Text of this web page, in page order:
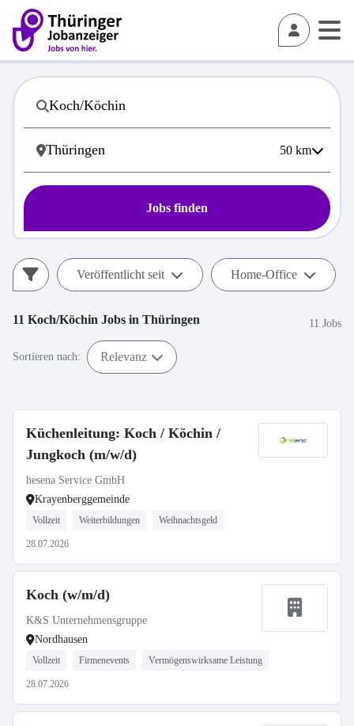
50 km
Jobs finden
Veröffentlicht seit Home-Office
11 Koch/Köchin Jobs in Thüringen 11 Jobs
Sortieren nach: Relevanz
Küchenleitung: Koch / Köchin /
Jungkoch (m/w/d)
hesena Service GmbH
Krayenberggemeinde
Vollzeit Weiterbildungen Weihnachtsgeld
28.07.2026
Koch (w/m/d)
K&S Unternehmensgruppe
Nordhausen
Vollzeit Firmenevents Vermögenswirksame Leistung
28.07.2026